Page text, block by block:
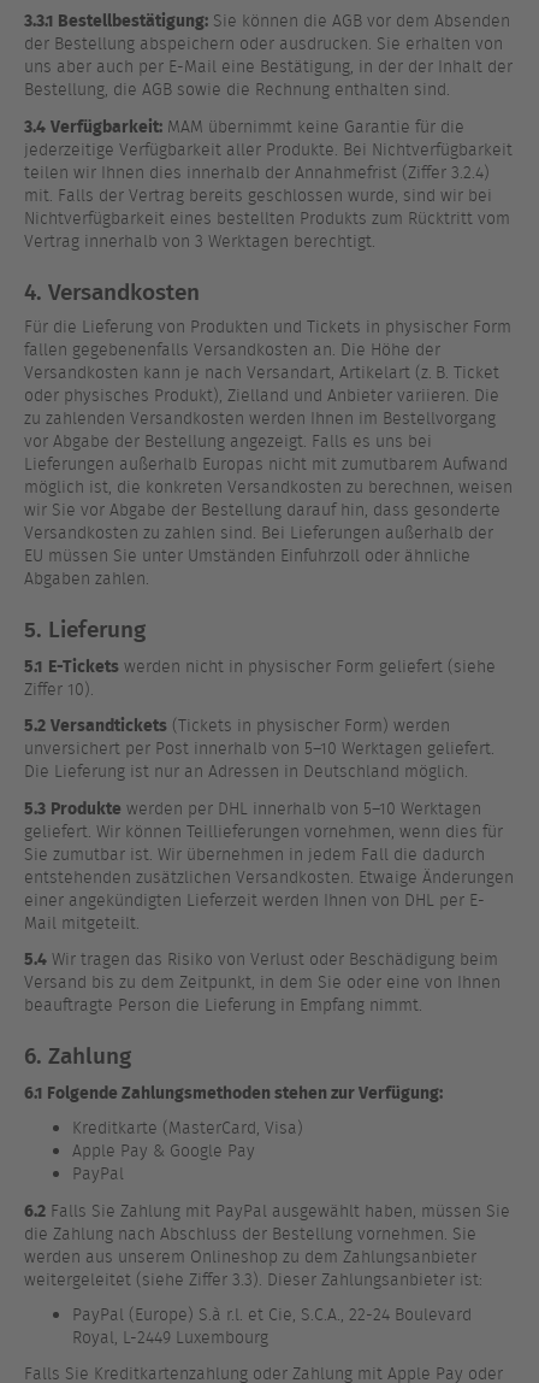
3.3.1 Bestellbestätigung: Sie können die AGB vor dem Absenden
der Bestellung abspeichern oder ausdrucken. Sie erhalten von
uns aber auch per E-Mail eine Bestätigung, in der der Inhalt der
Bestellung, die AGB sowie die Rechnung enthalten sind.
3.4Verfügbarkeit: MAM übernimmt keine Garantie für die
jederzeitige Verfügbarkeit aller Produkte. Bei Nichtverfügbarkeit
teilen wir Ihnen dies innerhalb der Annahmefrist (Ziffer 3.2.4)
mit. Falls der Vertrag bereits geschlossen wurde, sind wir bei
Nichtverfügbarkeit eines bestellten Produkts zum Rücktritt vom
Vertrag innerhalb von 3 Werktagen berechtigt.
4. Versandkosten
Für die Lieferung von Produkten und Tickets in physischer Form
fallen gegebenenfalls Versandkosten an. Die Höhe der
Versandkosten kann je nach Versandart, Artikelart (z. B. Ticket
oder physisches Produkt), Zielland und Anbieter variieren. Die
zu zahlenden Versandkosten werden Ihnen im Bestellvorgang
vor Abgabe der Bestellung angezeigt. Falls es uns bei
Lieferungen außerhalb Europas nicht mit zumutbarem Aufwand
möglich ist, die konkreten Versandkosten zu berechnen, weisen
wir Sie vor Abgabe der Bestellung darauf hin, dass gesonderte
Versandkosten zu zahlen sind. Bei Lieferungen außerhalb der
EU müssen Sie unter Umständen Einfuhrzoll oder ähnliche
Abgaben zahlen.
5. Lieferung
5.1 E-Tickets werden nicht in physischer Form geliefert (siehe
Ziffer 10).
5.2Versandtickets (Tickets in physischer Form) werden
unversichert per Post innerhalb von 5–10 Werktagen geliefert.
Die Lieferung ist nur an Adressen in Deutschland möglich.
5.3 Produkte werden per DHL innerhalb von 5–10 Werktagen
geliefert. Wir können Teillieferungen vornehmen, wenn dies für
Sie zumutbar ist. Wir übernehmen in jedem Fall die dadurch
entstehenden zusätzlichen Versandkosten. Etwaige Änderungen
einer angekündigten Lieferzeit werden Ihnen von DHL per E-
Mail mitgeteilt.
5.4 Wir tragen das Risiko von Verlust oder Beschädigung beim
Versand bis zu dem Zeitpunkt, in dem Sie oder eine von Ihnen
beauftragte Person die Lieferung in Empfang nimmt.
6. Zahlung
6.1 Folgende Zahlungsmethoden stehen zur Verfügung:
Kreditkarte (MasterCard, Visa)
Apple Pay & Google Pay
PayPal
6.2 Falls Sie Zahlung mit PayPal ausgewählt haben, müssen Sie
die Zahlung nach Abschluss der Bestellung vornehmen. Sie
werden aus unserem Onlineshop zu dem Zahlungsanbieter
weitergeleitet (siehe Ziffer 3.3). Dieser Zahlungsanbieter ist:
PayPal (Europe) S.à r.l. et Cie, S.C.A., 22-24 Boulevard
Royal, L-2449 Luxembourg
Falls Sie Kreditkartenzahlung oder Zahlung mit Apple Pay oder